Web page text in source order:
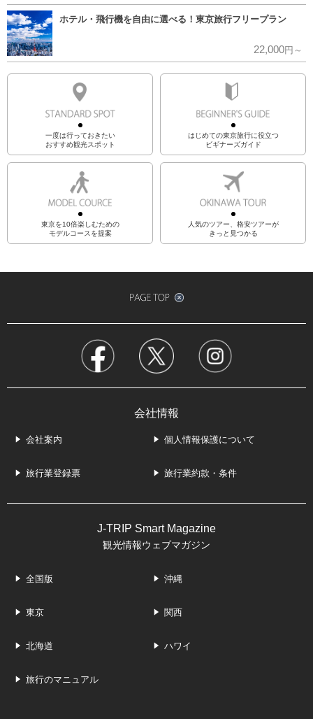
ホテル・飛行機を自由に選べる！東京旅行フリープラン
22,000円～
一度は行っておきたい
おすすめ観光スポット
はじめての東京旅行に役立つ
ビギナーズガイド
東京を10倍楽しむための
モデルコースを提案
人気のツアー、格安ツアーが
きっと見つかる
会社情報
会社案内 個人情報保護について
旅行業登録票 旅行業約款・条件
J-TRIP Smart Magazine
観光情報ウェブマガジン
全国版 沖縄
東京 関西
北海道 ハワイ
旅行のマニュアル